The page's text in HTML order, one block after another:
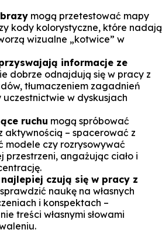
mogą przetestować mapy
kody kolorystyczne, które nadają
wizualne „kotwice” w
informacje ze
dobrze odnajdują się w pracy z
tłumaczeniem zagadnień
w dyskusjach
ruchu mogą spróbować
aktywnością – spacerować z
modele czy rozrysowywać
przestrzeni, angażując ciało i
czują się w pracy z
naukę na własnych
i konspektach –
treści własnymi słowami